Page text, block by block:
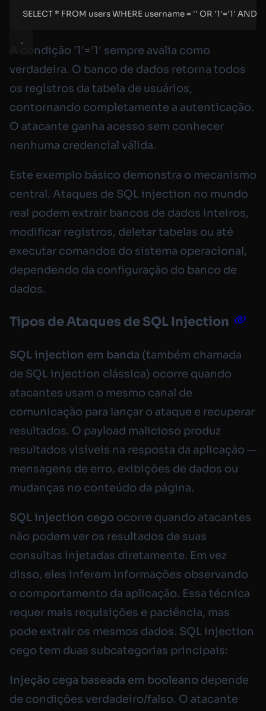
SELECT * FROM users WHERE username = '' OR '1'='1' AND
A condição '1'='1' sempre avalia como
verdadeira. O banco de dados retorna todos
os registros da tabela de usuários,
contornando completamente a autenticação.
O atacante ganha acesso sem conhecer
nenhuma credencial válida.
Este exemplo básico demonstra o mecanismo
central. Ataques de SQL injection no mundo
real podem extrair bancos de dados inteiros,
modificar registros, deletar tabelas ou até
executar comandos do sistema operacional,
dependendo da configuração do banco de
dados.
Tipos de Ataques de SQL Injection
SQL injection em banda (também chamada
de SQL injection clássica) ocorre quando
atacantes usam o mesmo canal de
comunicação para lançar o ataque e recuperar
resultados. O payload malicioso produz
resultados visíveis na resposta da aplicação —
mensagens de erro, exibições de dados ou
mudanças no conteúdo da página.
SQL injection cego ocorre quando atacantes
não podem ver os resultados de suas
consultas injetadas diretamente. Em vez
disso, eles inferem informações observando
o comportamento da aplicação. Essa técnica
requer mais requisições e paciência, mas
pode extrair os mesmos dados. SQL injection
cego tem duas subcategorias principais:
Injeção cega baseada em booleano depende
de condições verdadeiro/falso. O atacante